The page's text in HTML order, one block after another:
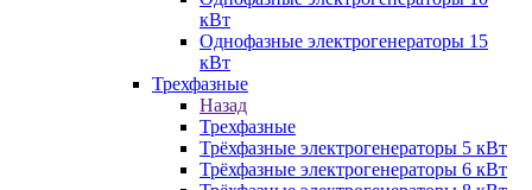
кВт
Однофазные электрогенераторы 15
кВт
Трехфазные
Назад
Трехфазные
Трёхфазные электрогенераторы 5 кВт
Трёхфазные электрогенераторы 6 кВт